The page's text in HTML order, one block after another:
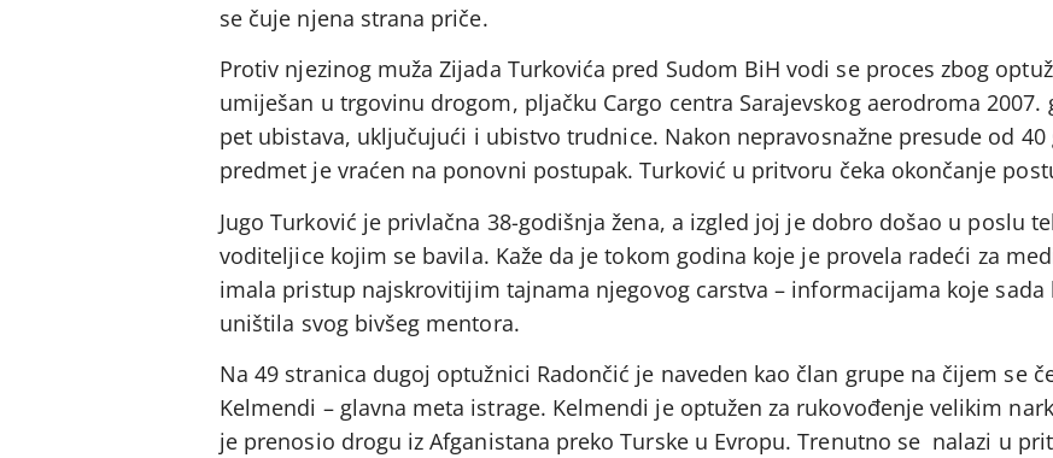
se čuje njena strana priče.
Protiv njezinog muža Zijada Turkovića pred Sudom BiH vodi se proces zbog
umiješan u trgovinu drogom, pljačku Cargo centra Sarajevskog aerodroma 2007.
pet ubistava, uključujući i ubistvo trudnice. Nakon nepravosnažne presude od 40
predmet je vraćen na ponovni postupak. Turković u pritvoru čeka okončanje
Jugo Turković je privlačna 38-godišnja žena, a izgled joj je dobro došao u poslu
voditeljice kojim se bavila. Kaže da je tokom godina koje je provela radeći za
imala pristup najskrovitijim tajnama njegovog carstva – informacijama koje sada
uništila svog bivšeg mentora.
Na 49 stranica dugoj optužnici Radončić je naveden kao član grupe na čijem se
Kelmendi – glavna meta istrage. Kelmendi je optužen za rukovođenje velikim
je prenosio drogu iz Afganistana preko Turske u Evropu. Trenutno se nalazi u